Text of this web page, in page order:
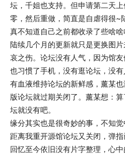
坛，千姐也支持。但申请第二天
零，然后重做，简直是自虐得很~
真不知道自己之前都收录了些啥
陆续几个月的更新就只是更换图
哀之伤。论坛没有人气，因为馆
也习惯了手机，没有逛论坛，没
有血液维持论坛的新鲜感，薰某
版论坛就过期关闭了。薰某想：
坛就没有吧。
缘分其实也是很奇妙的事，不知
距离我重开源馆论坛又关闭，弹
回忆至今依旧没有片字整理，心